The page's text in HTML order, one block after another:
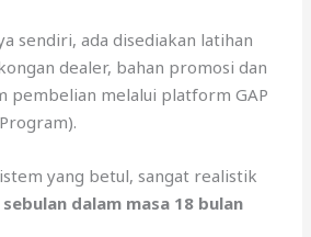
sendiri, ada disediakan latihan
dealer, bahan promosi dan
pembelian melalui platform GAP
yang betul, sangat realistik
sebulan dalam masa 18 bulan